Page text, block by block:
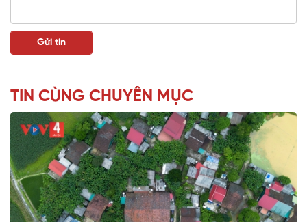
TIN CÙNG CHUYÊN MỤC